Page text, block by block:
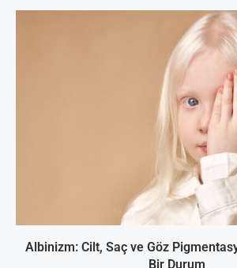
Albinizm: Cilt, Saç ve Göz
Bir Durum